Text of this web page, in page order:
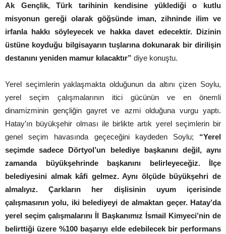
Ak Gençlik, Türk tarihinin kendisine yüklediği o kutlu
misyonun gereği olarak göğsünde iman, zihninde ilim ve
irfanla hakkı söyleyecek ve hakka davet edecektir. Dizinin
üstüne koyduğu bilgisayarın tuşlarına dokunarak bir dirilişin
destanını yeniden mamur kılacaktır” diye konuştu.
Yerel seçimlerin yaklaşmakta olduğunun da altını çizen Soylu,
yerel seçim çalışmalarının itici gücünün ve en önemli
dinamizminin gençliğin gayret ve azmi olduğuna vurgu yaptı.
Hatay’ın büyükşehir olması ile birlikte artık yerel seçimlerin bir
genel seçim havasında geçeceğini kaydeden Soylu; “Yerel
seçimde sadece Dörtyol’un belediye başkanını değil, aynı
zamanda büyükşehrinde başkanını belirleyeceğiz. İlçe
belediyesini almak kâfi gelmez. Aynı ölçüde büyükşehri de
almalıyız. Çarkların her dişlisinin uyum içerisinde
çalışmasının yolu, iki belediyeyi de almaktan geçer. Hatay’da
yerel seçim çalışmalarını İl Başkanımız İsmail Kimyeci’nin de
belirttiği üzere %100 başarıyı elde edebilecek bir performans